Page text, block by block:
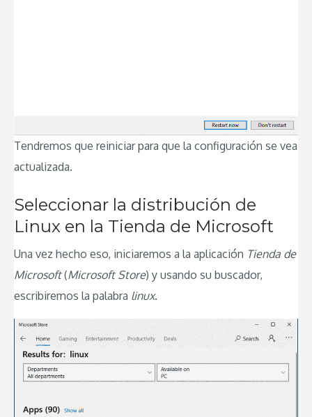
Tendremos que reiniciar para que la configuración se vea
actualizada.
Seleccionar la distribución de
Linux en la Tienda de Microsoft
Una vez hecho eso, iniciaremos a la aplicación Tienda de
Microsoft(Microsoft Store) y usando su buscador,
escribiremos la palabra linux.